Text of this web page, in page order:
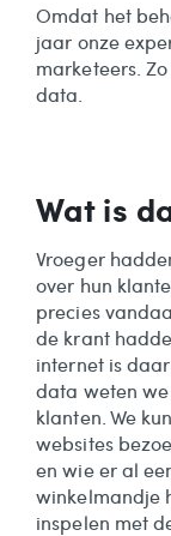
Omdat het
jaar onze
marketeers.
data.
Wat is
Vroeger
over hun
precies
de krant
internet is
data weten
klanten. We
websites
en wie er al
winkelmandje
inspelen met